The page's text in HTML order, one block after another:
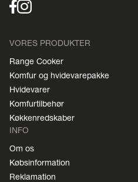
VORES PRODUKTER
Range Cooker
Komfur og hvidevarepakke
Hvidevarer
Komfurtilbehør
Køkkenredskaber
INFO
Om os
Købsinformation
Reklamation